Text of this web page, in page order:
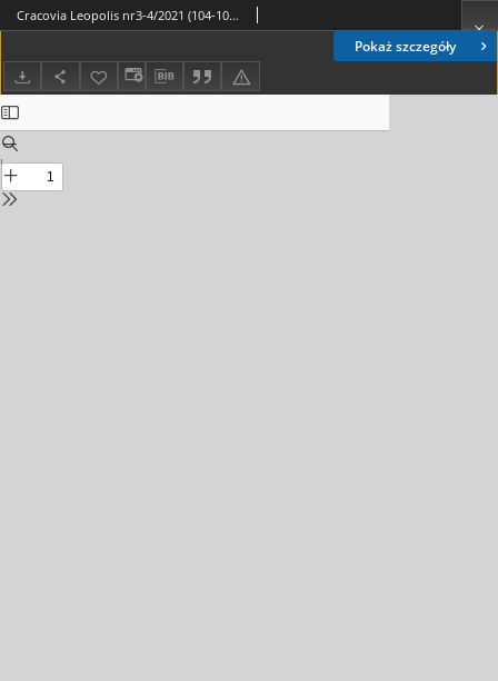
Pokaż szczegóły
Cracovia Leopolis nr3-4/2021 (104-105) R.27